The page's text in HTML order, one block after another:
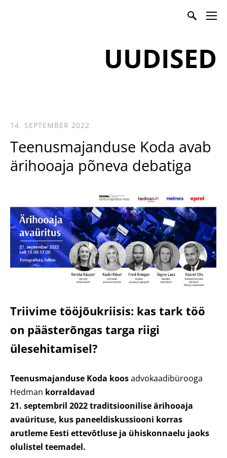
UUDISED
14. SEPTEMBER 2022
Teenusmajanduse Koda avab
ärihooaja põneva debatiga
Triivime tööjõukriisis: kas tark töö
on päästerõngas targa riigi
ülesehitamisel?
Teenusmajanduse Koda koosadvokaadibürooga
Hedman korraldavad
21. septembril 2022 traditsioonilise ärihooaja
avaürituse, kus paneeldiskussiooni korras
arutleme Eesti ettevõtluse ja ühiskonnaelu jaoks
olulistel teemadel.